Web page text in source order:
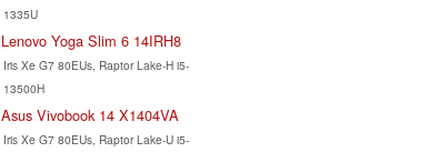
1335U
Lenovo Yoga Slim 6 14IRH8
Iris Xe G7 80EUs, Raptor Lake-H i5-
13500H
Asus Vivobook 14 X1404VA
Iris Xe G7 80EUs, Raptor Lake-U i5-